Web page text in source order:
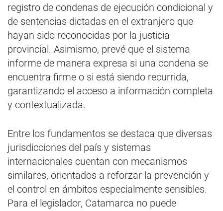
registro de condenas de ejecución condicional y
de sentencias dictadas en el extranjero que
hayan sido reconocidas por la justicia
provincial. Asimismo, prevé que el sistema
informe de manera expresa si una condena se
encuentra firme o si está siendo recurrida,
garantizando el acceso a información completa
y contextualizada.
Entre los fundamentos se destaca que diversas
jurisdicciones del país y sistemas
internacionales cuentan con mecanismos
similares, orientados a reforzar la prevención y
el control en ámbitos especialmente sensibles.
Para el legislador, Catamarca no puede